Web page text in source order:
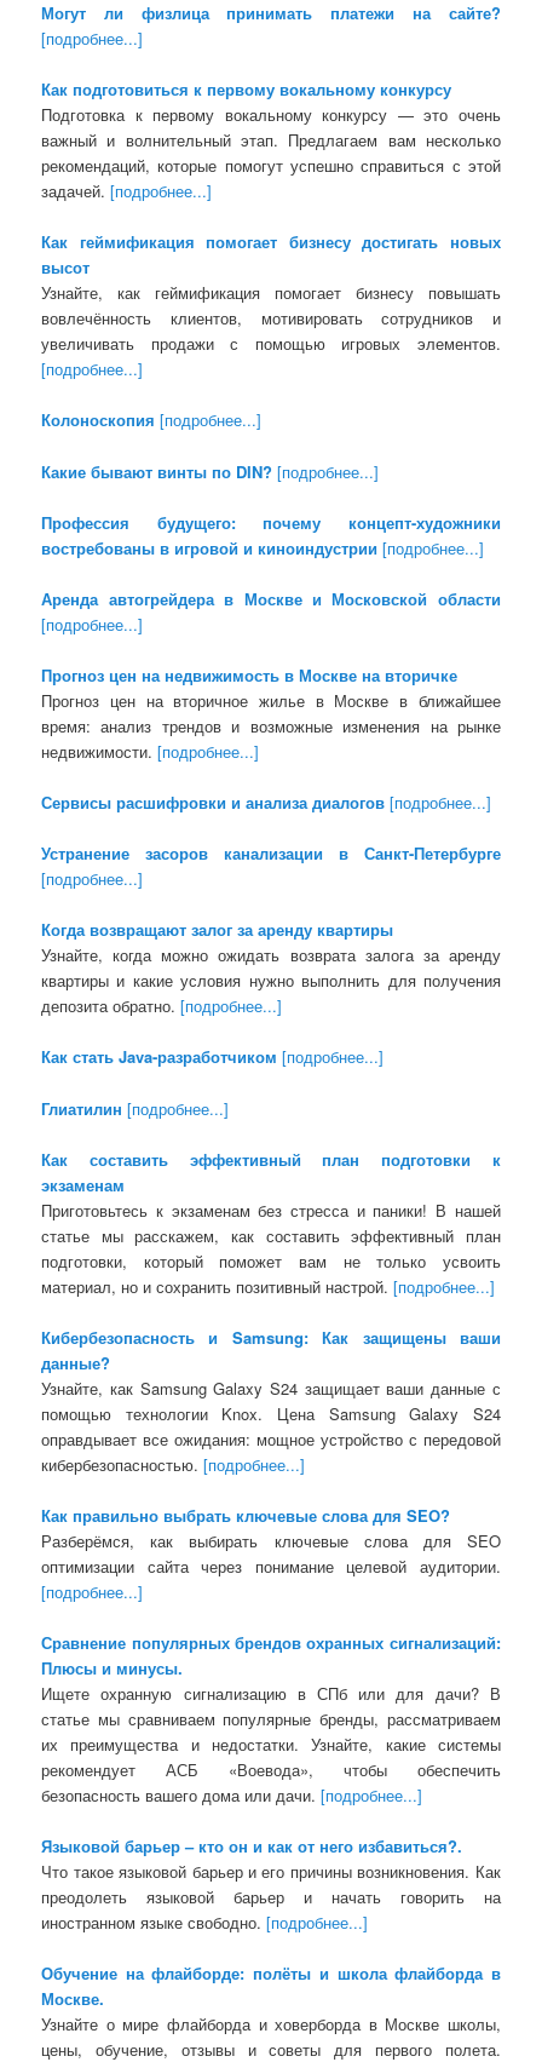
Могут ли физлица принимать платежи на сайте?
[подробнее...]
Как подготовиться к первому вокальному конкурсу
Подготовка к первому вокальному конкурсу — это очень
важный и волнительный этап. Предлагаем вам несколько
рекомендаций, которые помогут успешно справиться с этой
задачей.[подробнее...]
Как геймификация помогает бизнесу достигать новых
высот
Узнайте, как геймификация помогает бизнесу повышать
вовлечённость клиентов, мотивировать сотрудников и
увеличивать продажи с помощью игровых элементов.
[подробнее...]
Колоноскопия [подробнее...]
Какие бывают винты по DIN? [подробнее...]
Профессия будущего: почему концепт-художники
востребованы в игровой и киноиндустрии [подробнее...]
Аренда автогрейдера в Москве и Московской области
[подробнее...]
Прогноз цен на недвижимость в Москве на вторичке
Прогноз цен на вторичное жилье в Москве в ближайшее
время: анализ трендов и возможные изменения на рынке
недвижимости.[подробнее...]
Сервисы расшифровки и анализа диалогов [подробнее...]
Устранение засоров канализации в Санкт-Петербурге
[подробнее...]
Когда возвращают залог за аренду квартиры
Узнайте, когда можно ожидать возврата залога за аренду
квартиры и какие условия нужно выполнить для получения
депозита обратно.[подробнее...]
Как стать Java-разработчиком [подробнее...]
Глиатилин [подробнее...]
Как составить эффективный план подготовки к
экзаменам
Приготовьтесь к экзаменам без стресса и паники! В нашей
статье мы расскажем, как составить эффективный план
подготовки, который поможет вам не только усвоить
материал, но и сохранить позитивный настрой.[подробнее...]
Кибербезопасность и Samsung: Как защищены ваши
данные?
Узнайте, как Samsung Galaxy S24 защищает ваши данные с
помощью технологии Knox. Цена Samsung Galaxy S24
оправдывает все ожидания: мощное устройство с передовой
кибербезопасностью.[подробнее...]
Как правильно выбрать ключевые слова для SEO?
Разберёмся, как выбирать ключевые слова для SEO
оптимизации сайта через понимание целевой аудитории.
[подробнее...]
Сравнение популярных брендов охранных сигнализаций:
Плюсы и минусы.
Ищете охранную сигнализацию в СПб или для дачи? В
статье мы сравниваем популярные бренды, рассматриваем
их преимущества и недостатки. Узнайте, какие системы
рекомендует АСБ «Воевода», чтобы обеспечить
безопасность вашего дома или дачи.[подробнее...]
Языковой барьер – кто он и как от него избавиться?.
Что такое языковой барьер и его причины возникновения. Как
преодолеть языковой барьер и начать говорить на
иностранном языке свободно.[подробнее...]
Обучение на флайборде: полёты и школа флайборда в
Москве.
Узнайте о мире флайборда и ховерборда в Москве школы,
цены, обучение, отзывы и советы для первого полета.